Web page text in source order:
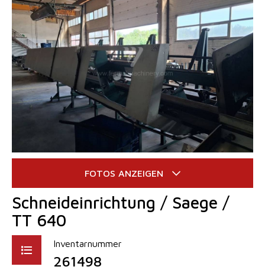
Schneideinrichtung / Saege /
TT 640
Inventarnummer
261498